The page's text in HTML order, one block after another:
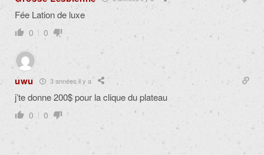
Fée Lation de luxe
0 0
uwu 3 années il y a
j’te donne 200$ pour la clique du plateau
0 0